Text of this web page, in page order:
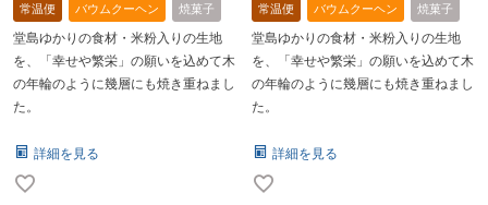
常温便 バウムクーヘン 焼菓子
堂島ゆかりの食材・米粉入りの生地
を、「幸せや繁栄」の願いを込めて木
の年輪のように幾層にも焼き重ねまし
た。
詳細を見る
常温便 バウムクーヘン 焼菓子
堂島ゆかりの食材・米粉入りの生地
を、「幸せや繁栄」の願いを込めて木
の年輪のように幾層にも焼き重ねまし
た。
詳細を見る